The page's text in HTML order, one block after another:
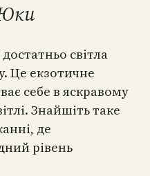
світла
Це екзотичне
себе в яскравому
Знайшіть таке
де
рівень